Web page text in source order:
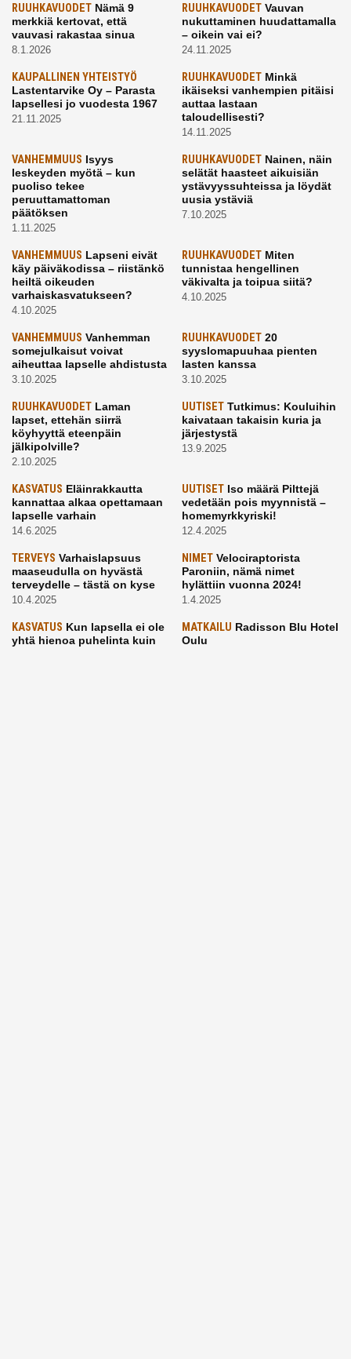
RUUHKAVUODET Nämä 9
merkkiä kertovat, että
vauvasi rakastaa sinua
8.1.2026
RUUHKAVUODETVauvan
nukuttaminen huudattamalla
– oikein vai ei?
24.11.2025
KAUPALLINEN YHTEISTYÖ
Lastentarvike Oy – Parasta
lapsellesi jo vuodesta 1967
21.11.2025
RUUHKAVUODETMinkä
ikäiseksi vanhempien pitäisi
auttaa lastaan
taloudellisesti?
14.11.2025
VANHEMMUUS Isyys
leskeyden myötä – kun
puoliso tekee
peruuttamattoman
päätöksen
1.11.2025
RUUHKAVUODETNainen, näin
selätät haasteet aikuisiän
ystävyyssuhteissa ja löydät
uusia ystäviä
7.10.2025
VANHEMMUUS Lapseni eivät
käy päiväkodissa – riistänkö
heiltä oikeuden
varhaiskasvatukseen?
4.10.2025
RUUHKAVUODETMiten
tunnistaa hengellinen
väkivalta ja toipua siitä?
4.10.2025
VANHEMMUUS Vanhemman
somejulkaisut voivat
aiheuttaa lapselle ahdistusta
3.10.2025
RUUHKAVUODET20
syyslomapuuhaa pienten
lasten kanssa
3.10.2025
RUUHKAVUODET Laman
lapset, ettehän siirrä
köyhyyttä eteenpäin
jälkipolville?
2.10.2025
UUTISETTutkimus: Kouluihin
kaivataan takaisin kuria ja
järjestystä
13.9.2025
KASVATUS Eläinrakkautta
kannattaa alkaa opettamaan
lapselle varhain
14.6.2025
UUTISETIso määrä Pilttejä
vedetään pois myynnistä –
homemyrkkyriski!
12.4.2025
TERVEYS Varhaislapsuus
maaseudulla on hyvästä
terveydelle – tästä on kyse
10.4.2025
NIMETVelociraptorista
Paroniin, nämä nimet
hylättiin vuonna 2024!
1.4.2025
KASVATUS Kun lapsella ei ole
yhtä hienoa puhelinta kuin
MATKAILU Radisson Blu Hotel
Oulu